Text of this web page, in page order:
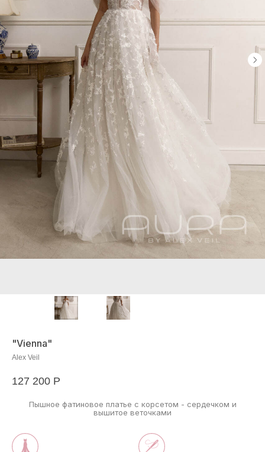
"Vienna"
Alex Veil
127 200 Р
Пышное фатиновое платье с корсетом - сердечком и
вышитое веточками